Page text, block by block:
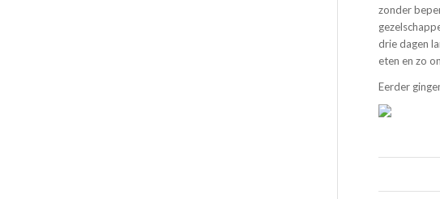
zonder
drie dagen
eten en zo
Eerder